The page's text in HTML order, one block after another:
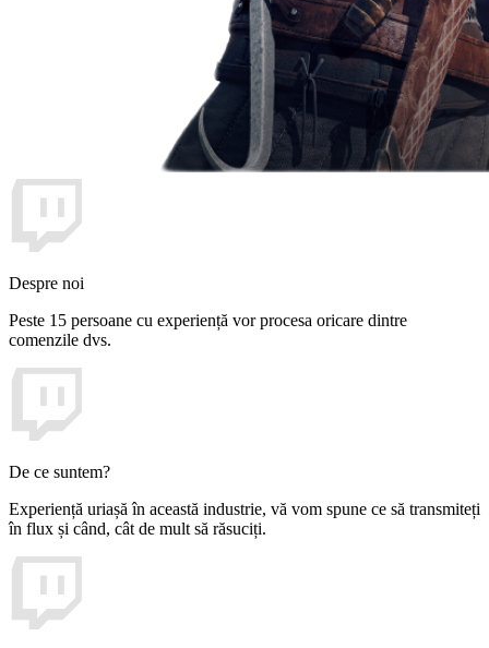
Despre noi
Peste 15 persoane cu experiență vor procesa oricare dintre
comenzile dvs.
De ce suntem?
Experiență uriașă în această industrie, vă vom spune ce să transmiteți
în flux și când, cât de mult să răsuciți.